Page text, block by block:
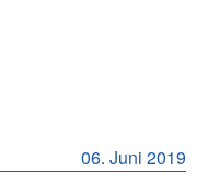
06. Juni 2019